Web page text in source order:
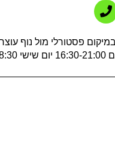
פסטורלי מול נוף